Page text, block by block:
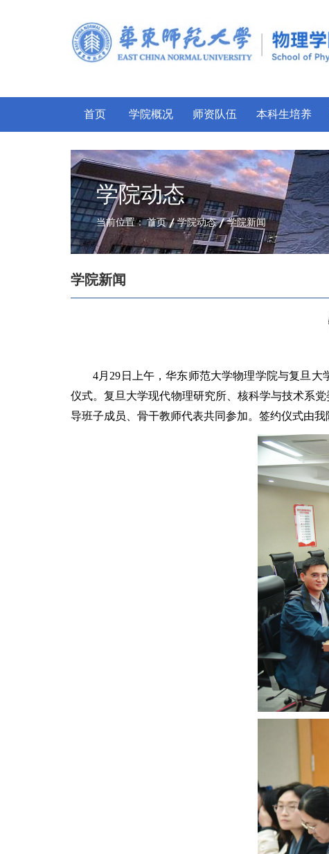
首页 学院概况 师资队伍 本科生培养
学院动态
当前位置：首页 学院动态 学院新闻
学院新闻
4月29日上午，华东师范大学物理学院与复旦
仪式。复旦大学现代物理研究所、核科学与技术系
导班子成员、骨干教师代表共同参加。签约仪式由我